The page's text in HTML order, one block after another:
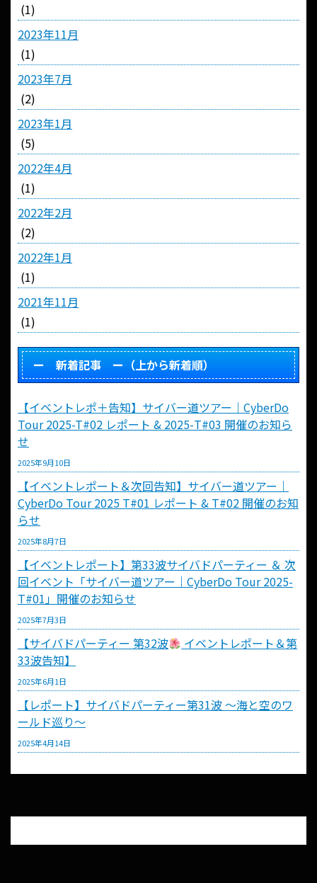
(1)
2023年11月
(1)
2023年7月
(2)
2023年1月
(5)
2022年4月
(1)
2022年2月
(2)
2022年1月
(1)
2021年11月
(1)
ー 新着記事 ー（上から新着順）
【イベントレポ＋告知】サイバー道ツアー｜CyberDo
Tour 2025-T#02 レポート & 2025-T#03 開催のお知ら
せ
2025年9月10日
【イベントレポート＆次回告知】サイバー道ツアー｜
CyberDo Tour 2025 T#01 レポート & T#02 開催のお知
らせ
2025年8月7日
【イベントレポート】第33波サイバドパーティー ＆ 次
回イベント「サイバー道ツアー｜CyberDo Tour 2025-
T#01」開催のお知らせ
2025年7月3日
【サイバドパーティー 第32波
イベントレポート＆第
33波告知】
2025年6月1日
【レポート】サイバドパーティー第31波 〜海と空のワ
ールド巡り〜
2025年4月14日